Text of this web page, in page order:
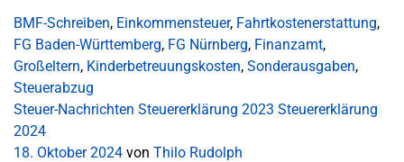
BMF-Schreiben, Einkommensteuer, Fahrtkostenerstattung,
FG Baden-Württemberg, FG Nürnberg, Finanzamt,
Großeltern, Kinderbetreuungskosten, Sonderausgaben,
Steuerabzug
Steuer-Nachrichten Steuererklärung 2023 Steuererklärung
2024
18. Oktober 2024 von Thilo Rudolph